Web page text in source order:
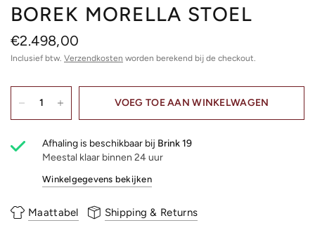
BOREK MORELLA STOEL
€2.498,00
Inclusief btw. Verzendkosten worden berekend bij de checkout.
VOEG TOE AAN WINKELWAGEN
Afhaling is beschikbaar bij Brink 19
Meestal klaar binnen 24 uur
Winkelgegevens bekijken
Maattabel Shipping & Returns